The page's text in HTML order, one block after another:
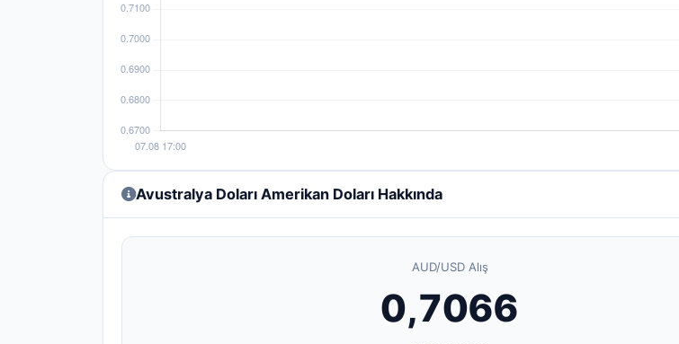
Avustralya Doları Amerikan Doları Hakkında
AUD/USD Alış
0,7066